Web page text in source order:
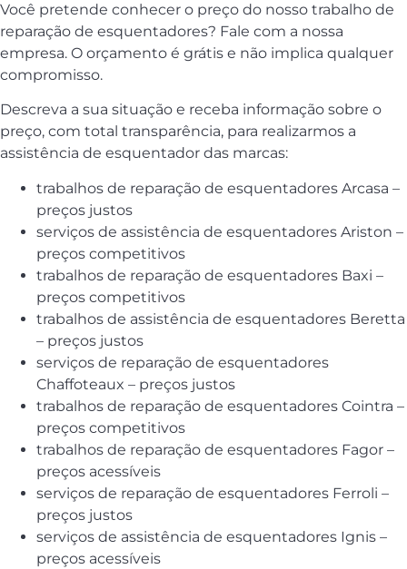
Você pretende conhecer o preço do nosso trabalho de
reparação de esquentadores? Fale com a nossa
empresa. O orçamento é grátis e não implica qualquer
compromisso.
Descreva a sua situação e receba informação sobre o
preço, com total transparência, para realizarmos a
assistência de esquentador das marcas:
trabalhos de reparação de esquentadores Arcasa –
preços justos
serviços de assistência de esquentadores Ariston –
preços competitivos
trabalhos de reparação de esquentadores Baxi –
preços competitivos
trabalhos de assistência de esquentadores Beretta
– preços justos
serviços de reparação de esquentadores
Chaffoteaux – preços justos
trabalhos de reparação de esquentadores Cointra –
preços competitivos
trabalhos de reparação de esquentadores Fagor –
preços acessíveis
serviços de reparação de esquentadores Ferroli –
preços justos
serviços de assistência de esquentadores Ignis –
preços acessíveis